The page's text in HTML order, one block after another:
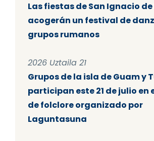
Las fiestas de San Ignacio
acogerán un festival de
grupos rumanos
2026 Uztaila 21
Grupos de la isla de Guam y
participan este 21 de julio en
de folclore organizado por
Laguntasuna